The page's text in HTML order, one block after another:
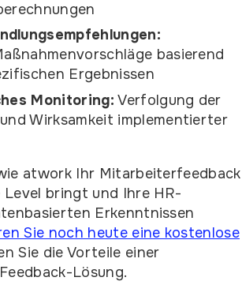
basierend
Ergebnissen
Monitoring: Verfolgung der
Wirksamkeit implementierter
atwork Ihr Mitarbeiterfeedback
bringt und Ihre HR-
Erkenntnissen
Sie noch heute eine kostenlose
Sie die Vorteile einer
Lösung.